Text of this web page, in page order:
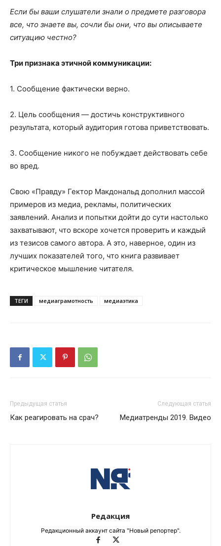
Если бы ваши слушатели знали о предмете разговора
все, что знаете вы, сочли бы они, что вы описываете
ситуацию честно?
Три признака этичной коммуникации:
1. Сообщение фактически верно.
2. Цель сообщения — достичь конструктивного
результата, который аудитория готова приветствовать.
3. Сообщение никого не побуждает действовать себе
во вред.
Свою «Правду» Гектор Макдональд дополнил массой
примеров из медиа, рекламы, политических
заявлений. Анализ и попытки дойти до сути настолько
захватывают, что вскоре хочется проверить и каждый
из тезисов самого автора. А это, наверное, один из
лучших показателей того, что книга развивает
критическое мышление читателя.
ТЕГИ медиаграмотность медиаэтика
Предыдущая статья
Как реагировать на срач?
Следующая статья
Медиатренды 2019. Видео
Редакция
Редакционный аккаунт сайта "Новый репортер".